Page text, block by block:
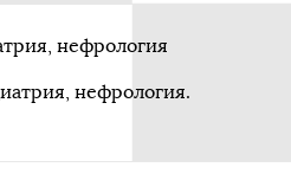
нефрология
нефрология.